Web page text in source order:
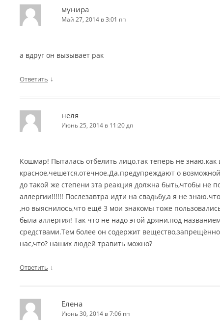
мунира
Май 27, 2014 в 3:01 пп
а вдруг он вызывает рак
Ответить ↓
неля
Июнь 25, 2014 в 11:20 дп
Кошмар! Пыталась отбелить лицо,так теперь не знаю.как
красное,чешется,отёчное.Да.предупреждают о
до такой же степени эта реакция должна быть,чтобы не
аллергии!!!!!! Послезавтра идти на свадьбу,а я не
,но выяснилось,что ещё 3 мои знакомы тоже
была аллергия! Так что не надо этой дряни,под
средствами.Тем более он содержит
нас,что? наших людей травить можно?
Ответить ↓
Елена
Июнь 30, 2014 в 7:06 пп